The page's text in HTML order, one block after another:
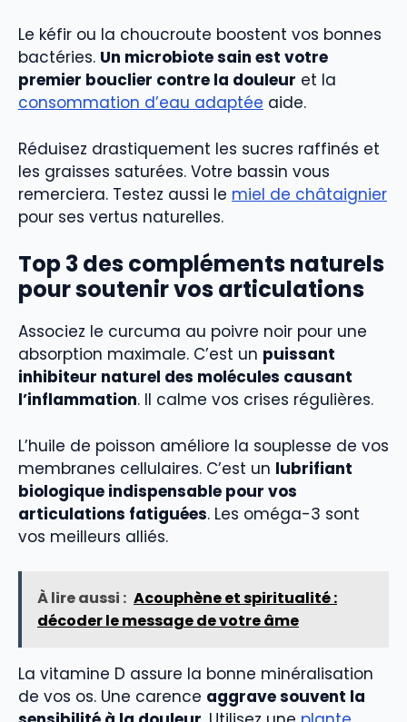
Le kéfir ou la choucroute boostent vos bonnes
bactéries. Un microbiote sain est votre
premier bouclier contre la douleur et la
consommation d’eau adaptée aide.
Réduisez drastiquement les sucres raffinés et
les graisses saturées. Votre bassin vous
remerciera. Testez aussi le miel de châtaignier
pour ses vertus naturelles.
Top 3 des compléments naturels
pour soutenir vos articulations
Associez le curcuma au poivre noir pour une
absorption maximale. C’est un puissant
inhibiteur naturel des molécules causant
l’inflammation. Il calme vos crises régulières.
L’huile de poisson améliore la souplesse de vos
membranes cellulaires. C’est un lubrifiant
biologique indispensable pour vos
articulations fatiguées. Les oméga-3 sont
vos meilleurs alliés.
À lire aussi : Acouphène et spiritualité :
décoder le message de votre âme
La vitamine D assure la bonne minéralisation
de vos os. Une carence aggrave souvent la